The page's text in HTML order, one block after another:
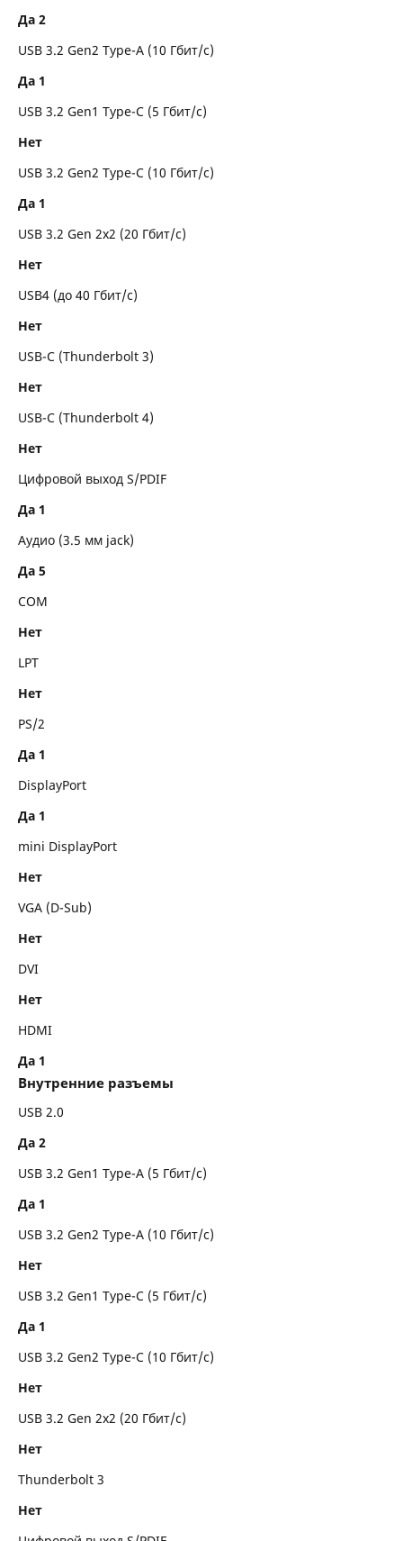
Да 2
USB 3.2 Gen2 Type-A (10 Гбит/с)
Да 1
USB 3.2 Gen1 Type-C (5 Гбит/с)
Нет
USB 3.2 Gen2 Type-C (10 Гбит/с)
Да 1
USB 3.2 Gen 2x2 (20 Гбит/с)
Нет
USB4 (до 40 Гбит/с)
Нет
USB-C (Thunderbolt 3)
Нет
USB-C (Thunderbolt 4)
Нет
Цифровой выход S/PDIF
Да 1
Аудио (3.5 мм jack)
Да 5
COM
Нет
LPT
Нет
PS/2
Да 1
DisplayPort
Да 1
mini DisplayPort
Нет
VGA (D-Sub)
Нет
DVI
Нет
HDMI
Да 1
Внутренние разъемы
USB 2.0
Да 2
USB 3.2 Gen1 Type-A (5 Гбит/с)
Да 1
USB 3.2 Gen2 Type-A (10 Гбит/с)
Нет
USB 3.2 Gen1 Type-C (5 Гбит/с)
Да 1
USB 3.2 Gen2 Type-C (10 Гбит/с)
Нет
USB 3.2 Gen 2x2 (20 Гбит/с)
Нет
Thunderbolt 3
Нет